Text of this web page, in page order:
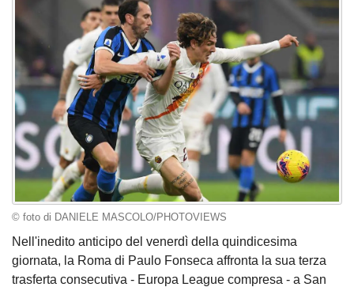
© foto di DANIELE MASCOLO/PHOTOVIEWS
Nell'inedito anticipo del venerdì della quindicesima
giornata, la Roma di Paulo Fonseca affronta la sua terza
trasferta consecutiva - Europa League compresa - a San